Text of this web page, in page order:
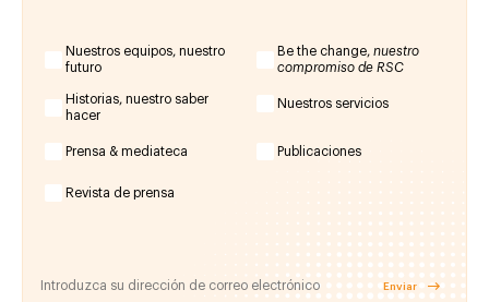
Nuestros equipos, nuestro
futuro
Be the change, nuestro
compromiso de RSC
Historias, nuestro saber
hacer
Nuestros servicios
Prensa & mediateca Publicaciones
Revista de prensa
Enviar